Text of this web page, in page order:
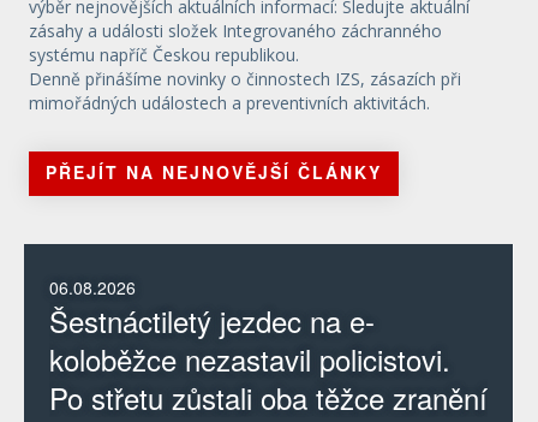
poslední roky jihočeských lezeckých soutěží
platilo, že na soutěžích konaných v
Jindřichově Hradci vyhrávali táborští hasiči.
Letos se celý den s napětím očekávalo, jestli
naopak jindřichohradečtí seberou táborským
vítězství na jejich domácí půdě. Jak je však
vidět z výsledků družstev, vše dopadlo přesně
HZS Jihočeského kraje
výběr nejnovějších aktuálních informací: Sledujte aktuální
zásahy a události složek Integrovaného záchranného
systému napříč Českou republikou.
Denně přinášíme novinky o činnostech IZS, zásazích při
mimořádných událostech a preventivních aktivitách.
PŘEJÍT NA NEJNOVĚJŠÍ ČLÁNKY
06.08.2026
Šestnáctiletý jezdec na e-
koloběžce nezastavil policistovi.
Po střetu zůstali oba těžce zranění